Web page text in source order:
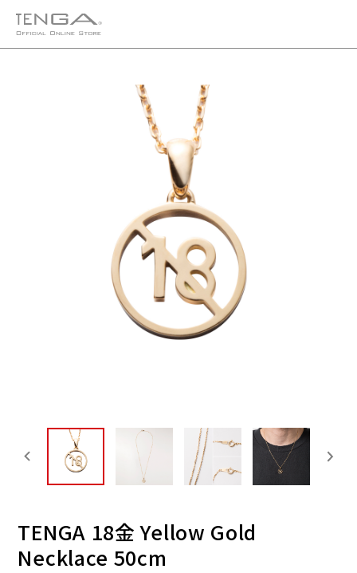
TENGA 18金 Yellow Gold
Necklace 50cm